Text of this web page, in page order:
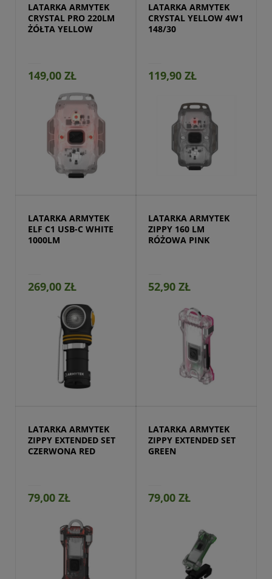
LATARKA ARMYTEK
CRYSTAL PRO 220LM
ŻÓŁTA YELLOW
149,00 ZŁ
LATARKA ARMYTEK
CRYSTAL YELLOW 4W1
148/30
119,90 ZŁ
Przejdź do produktu
LATARKA ARMYTEK
ELF C1 USB-C WHITE
1000LM
269,00 ZŁ
LATARKA ARMYTEK
ZIPPY 160 LM
RÓŻOWA PINK
52,90 ZŁ
Przejdź do produktu
LATARKA ARMYTEK
ZIPPY EXTENDED SET
CZERWONA RED
79,00 ZŁ
LATARKA ARMYTEK
ZIPPY EXTENDED SET
GREEN
79,00 ZŁ